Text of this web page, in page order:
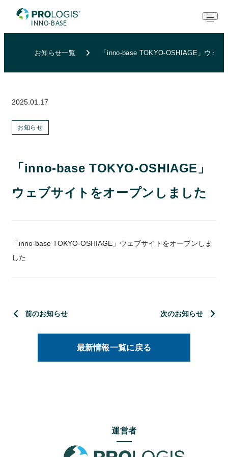
お知らせ一覧 「inno-base TOKYO-OSHIAGE」ウェ
2025.01.17
お知らせ
「inno-base TOKYO-OSHIAGE」
ウェブサイトをオープンしました
「inno-base TOKYO-OSHIAGE」ウェブサイトをオープンしま
した
前のお知らせ 次のお知らせ
最新情報一覧に戻る
運営者